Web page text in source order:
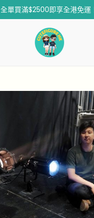
全單買滿$2500即享全港免運